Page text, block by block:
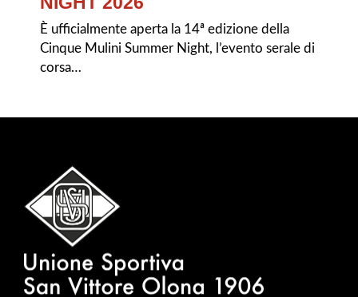
È ufficialmente aperta la 14ª edizione della
Cinque Mulini Summer Night, l’evento serale di
corsa…